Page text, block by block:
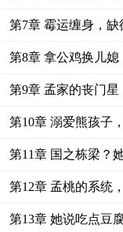
第7章 霉运缠身，缺
第8章 拿公鸡换儿媳
第9章 孟家的丧门星
第10章 溺爱熊孩子
第11章 国之栋梁？
第12章 孟桃的系统
第13章 她说吃点豆